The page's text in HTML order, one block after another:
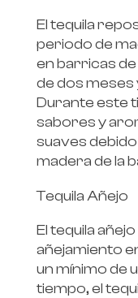
El tequila
periodo de
en barricas
de dos meses
Durante este
sabores y
suaves
madera de la
Tequila Añejo
El tequila
añejamiento
un mínimo de
tiempo, el